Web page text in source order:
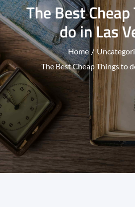
The Best
do in Las
Home
The Best Cheap Things to